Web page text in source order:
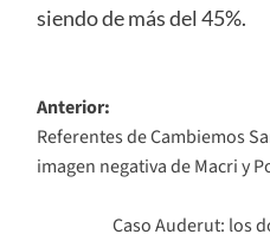
siendo de más del 45%.
Navegación
de
entradas
Anterior:
Referentes de Cambiemos
imagen negativa de Macri y
Caso Auderut: los